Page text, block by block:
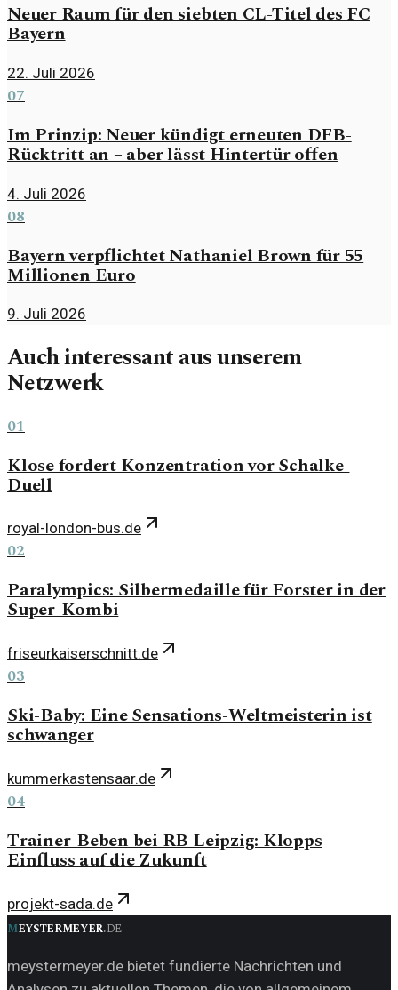
Neuer Raum für den siebten CL-Titel des FC
Bayern
22. Juli 2026
07
Im Prinzip: Neuer kündigt erneuten DFB-
Rücktritt an – aber lässt Hintertür offen
4. Juli 2026
08
Bayern verpflichtet Nathaniel Brown für 55
Millionen Euro
9. Juli 2026
Auch interessant aus unserem
Netzwerk
01
Klose fordert Konzentration vor Schalke-
Duell
royal-london-bus.de
02
Paralympics: Silbermedaille für Forster in der
Super-Kombi
friseurkaiserschnitt.de
03
Ski-Baby: Eine Sensations-Weltmeisterin ist
schwanger
kummerkastensaar.de
04
Trainer-Beben bei RB Leipzig: Klopps
Einfluss auf die Zukunft
projekt-sada.de
meystermeyer.de
meystermeyer.de bietet fundierte Nachrichten und